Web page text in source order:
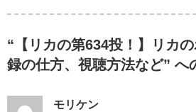
“【リカの第634投！】リカ
録の仕方、視聴方法など” へ
モリケン